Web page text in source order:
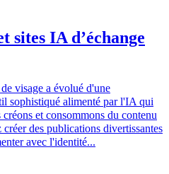
sites IA d’échange
visage a évolué d'une
sophistiqué alimenté par l'IA qui
et consommons du contenu
des publications divertissantes
avec l'identité...